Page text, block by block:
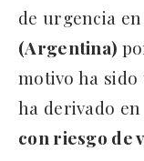
de urgencia
(Argentina)
motivo ha sido
ha derivado
con riesgo de